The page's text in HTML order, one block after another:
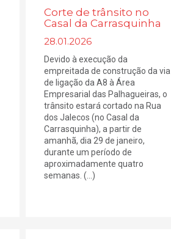
Corte de trânsito no
Casal da Carrasquinha
28.01.2026
Devido à execução da
empreitada de construção da via
de ligação da A8 à Área
Empresarial das Palhagueiras, o
trânsito estará cortado na Rua
dos Jalecos (no Casal da
Carrasquinha), a partir de
amanhã, dia 29 de janeiro,
durante um período de
aproximadamente quatro
semanas. (...)